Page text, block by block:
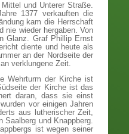
und Unterer Straße.
1377 verkauften die
kam die Herrschaft
nie wieder hergaben. Von
Glanz. Graf Phillip Ernst
diente und heute als
an der Nordseite der
verklungene Zeit.
Wehrturm der Kirche ist
der Kirche ist das
daran, dass sie einst
vor einigen Jahren
aus lutherischer Zeit,
Saalberg und Knappberg.
ist wegen seiner